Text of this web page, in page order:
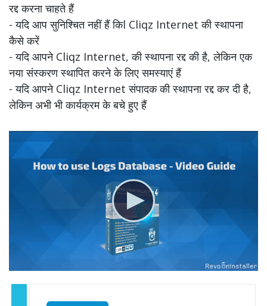
रद्द करना चाहते हैं
- यदि आप सुनिश्चित नहीं हैं किl Cliqz Internet की स्थापना
कैसे करें
- यदि आपने Cliqz Internet, की स्थापना रद्द की है, लेकिन एक
नया संस्करण स्थापित करने के लिए समस्याएं हैं
- यदि आपने Cliqz Internet संपादक की स्थापना रद्द कर दी है,
लेकिन अभी भी कार्यक्रम के बचे हुए हैं